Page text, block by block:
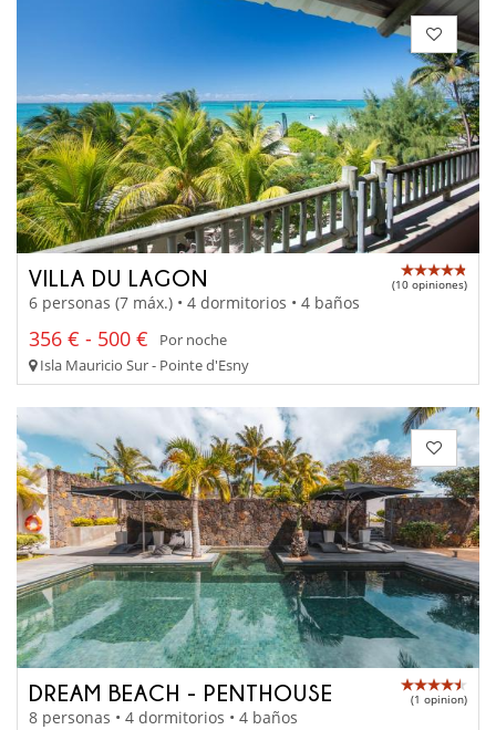
VILLA DU LAGON (10 opiniones)
6 personas (7 máx.) • 4 dormitorios • 4 baños
356 € - 500 €
Por noche
Isla Mauricio Sur - Pointe d'Esny
DREAM BEACH - PENTHOUSE (1 opinion)
8 personas • 4 dormitorios • 4 baños